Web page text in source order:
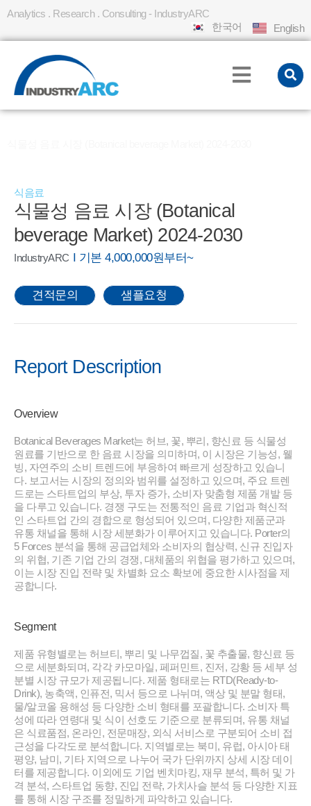
Analytics . Research . Consulting - IndustryARC
한국어
English
식음료
식물성 음료 시장 (Botanical
beverage Market) 2024-2030
IndustryARC I 기본 4,000,000원부터~
견적문의 샘플요청
Report Description
Overview
Botanical Beverages Market는 허브, 꽃, 뿌리, 향신료 등 식물성
원료를 기반으로 한 음료 시장을 의미하며, 이 시장은 기능성, 웰
빙, 자연주의 소비 트렌드에 부응하여 빠르게 성장하고 있습니
다. 보고서는 시장의 정의와 범위를 설정하고 있으며, 주요 트렌
드로는 스타트업의 부상, 투자 증가, 소비자 맞춤형 제품 개발 등
을 다루고 있습니다. 경쟁 구도는 전통적인 음료 기업과 혁신적
인 스타트업 간의 경합으로 형성되어 있으며, 다양한 제품군과
유통 채널을 통해 시장 세분화가 이루어지고 있습니다. Porter의
5 Forces 분석을 통해 공급업체와 소비자의 협상력, 신규 진입자
의 위협, 기존 기업 간의 경쟁, 대체품의 위협을 평가하고 있으며,
이는 시장 진입 전략 및 차별화 요소 확보에 중요한 시사점을 제
공합니다.
Segment
제품 유형별로는 허브티, 뿌리 및 나무껍질, 꽃 추출물, 향신료 등
으로 세분화되며, 각각 카모마일, 페퍼민트, 진저, 강황 등 세부 성
분별 시장 규모가 제공됩니다. 제품 형태로는 RTD(Ready-to-
Drink), 농축액, 인퓨전, 믹서 등으로 나뉘며, 액상 및 분말 형태,
물/알코올 용해성 등 다양한 소비 형태를 포괄합니다. 소비자 특
성에 따라 연령대 및 식이 선호도 기준으로 분류되며, 유통 채널
은 식료품점, 온라인, 전문매장, 외식 서비스로 구분되어 소비 접
근성을 다각도로 분석합니다. 지역별로는 북미, 유럽, 아시아 태
평양, 남미, 기타 지역으로 나누어 국가 단위까지 상세 시장 데이
터를 제공합니다. 이외에도 기업 벤치마킹, 재무 분석, 특허 및 가
격 분석, 스타트업 동향, 진입 전략, 가치사슬 분석 등 다양한 지표
를 통해 시장 구조를 정밀하게 파악하고 있습니다.